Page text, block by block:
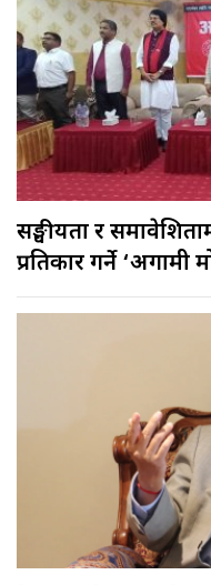
सङ्घीयता र
प्रतिकार गर्ने ‘अग्रगामी